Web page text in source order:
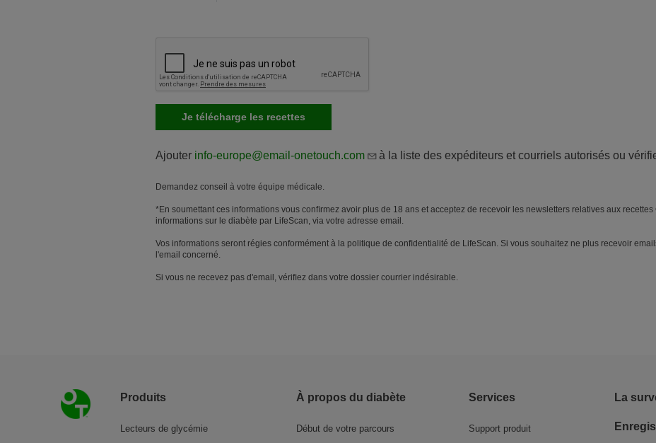
Ajouter info-europe@email-onetouch.com à la liste des expéditeurs et courriels autorisés ou
Demandez conseil à votre équipe médicale.
*En soumettant ces informations vous conﬁrmez avoir plus de 18 ans et acceptez de recevoir les newsletters relatives aux recettes
informations sur le diabète par LifeScan, via votre adresse email.
Vos informations seront régies conformément à la politique de conﬁdentialité de LifeScan. Si vous souhaitez ne plus recevoir
l'email concerné.
Si vous ne recevez pas d'email, vériﬁez dans votre dossier courrier indésirable.
Pied de pageProduits
Lecteurs de glycémie
À propos du diabète
Début de votre parcours
Services
Support produit
La